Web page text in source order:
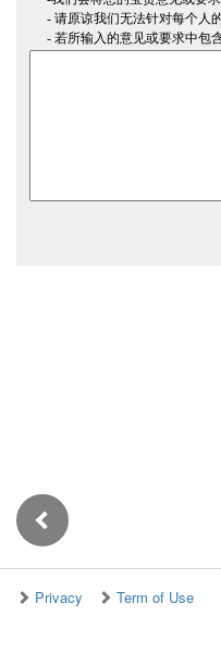
Privacy Term of Use